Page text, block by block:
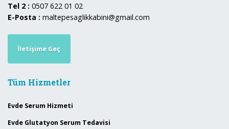
Tel 2 : 0507 622 01 02
E-Posta : maltepesaglikkabini@gmail.com
İletişime Geç
Tüm Hizmetler
Evde Serum Hizmeti
Evde Glutatyon Serum Tedavisi